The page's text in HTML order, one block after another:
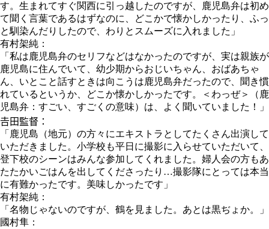
す。生まれてすぐ関西に引っ越したのですが、鹿児島弁は初め
て聞く言葉であるはずなのに、どこかで懐かしかったり、ふっ
と馴染んだりしたので、わりとスムーズに入れました」
有村架純：
「私は鹿児島弁のセリフなどはなかったのですが、実は親族が
鹿児島に住んでいて、幼少期からおじいちゃん、おばあちゃ
ん、いとこと話すときは向こうは鹿児島弁だったので、聞き慣
れているというか、どこか懐かしかったです。＜わっぜ＞（鹿
児島弁：すごい、すごくの意味）は、よく聞いていました！」
𠮷田監督：
「鹿児島（地元）の方々にエキストラとしてたくさん出演して
いただきました。小学校も平日に撮影に入らせていただいて、
登下校のシーンはみんな参加してくれました。婦人会の方もあ
たたかいごはんを出してくださったり…撮影隊にとっては本当
に有難かったです。美味しかったです」
有村架純：
「名物じゃないのですが、鶴を見ました。あとは黒ぢょか。」
國村隼：